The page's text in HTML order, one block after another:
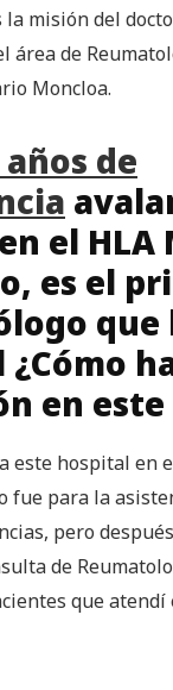
la misión del
área de
Moncloa.
de
el HLA
es el
que
en
este hospital en
fue para la
pero
de
que